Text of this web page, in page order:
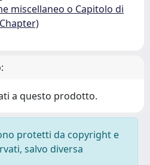
miscellaneo o Capitolo di
a questo prodotto.
protetti da copyright e
salvo diversa